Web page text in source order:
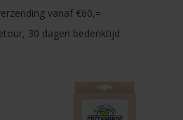
vanaf €60,=
30 dagen bedenktijd